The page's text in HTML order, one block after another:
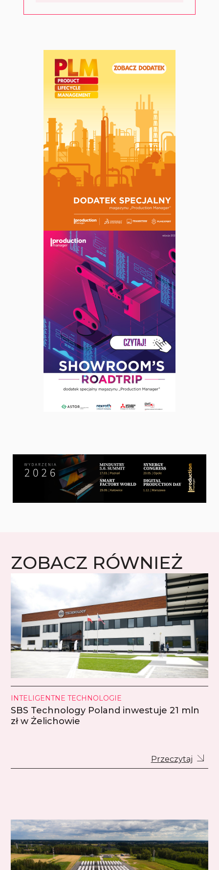
ZOBACZ RÓWNIEŻ
INTELIGENTNE TECHNOLOGIE
SBS Technology Poland inwestuje 21 mln
zł w Żelichowie
Przeczytaj